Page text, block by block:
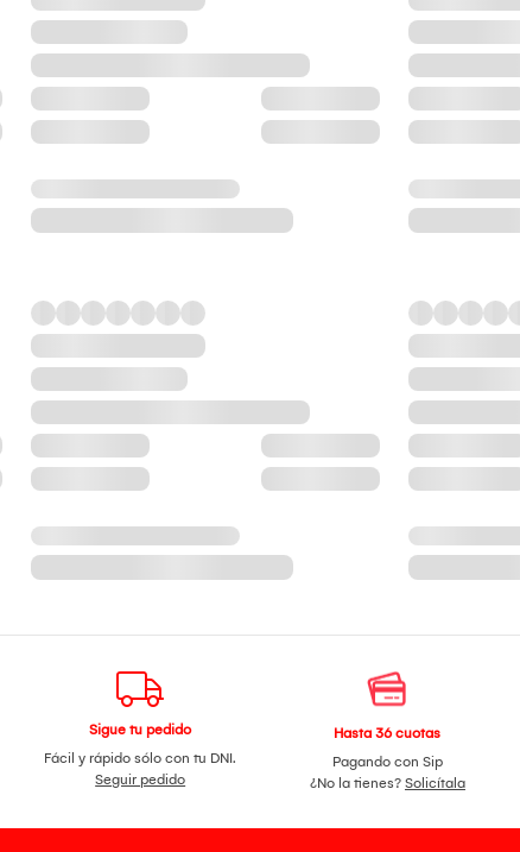
Sigue tu pedido
Fácil y rápido sólo con tu DNI.
Seguir pedido
Hasta 36 cuotas
Pagando con Sip
¿No la tienes? Solicítala